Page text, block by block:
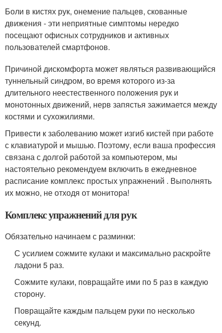
Боли в кистях рук, онемение пальцев, скованные
движения - эти неприятные симптомы нередко
посещают офисных сотрудников и активных
пользователей смартфонов.
Причиной дискомфорта может являться развивающийся
туннельный синдром, во время которого из-за
длительного неестественного положения рук и
монотонных движений, нерв запястья зажимается между
костями и сухожилиями.
Привести к заболеванию может изгиб кистей при работе
с клавиатурой и мышью. Поэтому, если ваша профессия
связана с долгой работой за компьютером, мы
настоятельно рекомендуем включить в ежедневное
расписание комплекс простых упражнений . Выполнять
их можно, не отходя от монитора!
Комплекс упражнений для рук
Обязательно начинаем с разминки:
С усилием сожмите кулаки и максимально раскройте
ладони 5 раз.
Сожмите кулаки, повращайте ими по 5 раз в каждую
сторону.
Повращайте каждым пальцем руки по несколько
секунд.